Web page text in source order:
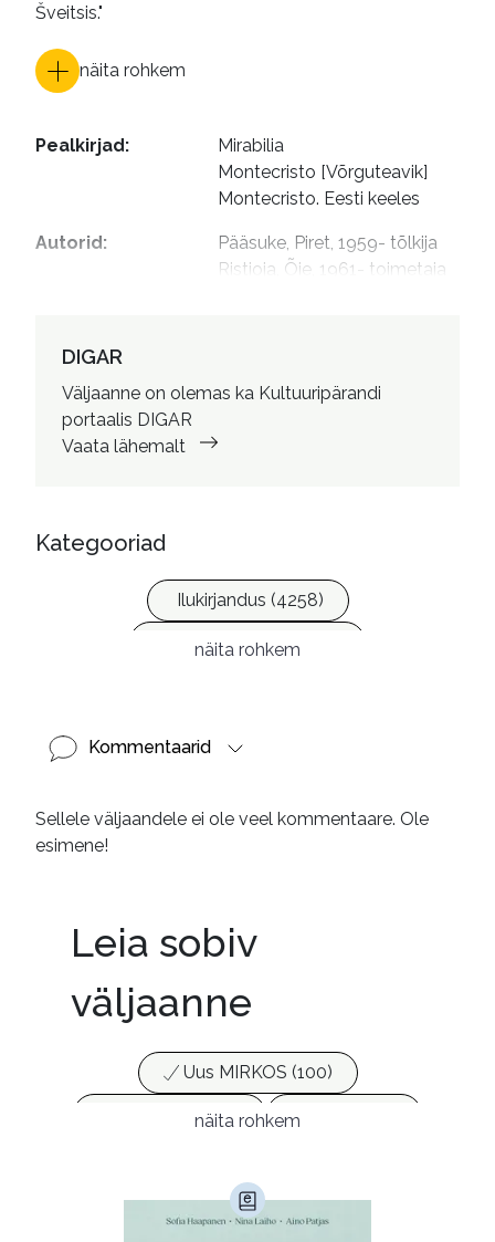
Šveitsis."
näita rohkem
Pealkirjad:
Mirabilia
Montecristo [Võrguteavik]
Montecristo. Eesti keeles
Autorid:
Pääsuke, Piret, 1959- tõlkija
Ristioja, Õie, 1961- toimetaja
DIGAR
Väljaanne on olemas ka Kultuuripärandi
portaalis DIGAR
Vaata lähemalt
Kategooriad
Ilukirjandus (4258)
Krimi ja põnevik (1287)
näita rohkem
Kommentaarid
Sellele väljaandele ei ole veel kommentaare. Ole
esimene!
Leia sobiv
väljaanne
Uus MIRKOS (100)
Populaarsed (25)
Ajakirjad (17)
Armastusromaanid (292)
näita rohkem